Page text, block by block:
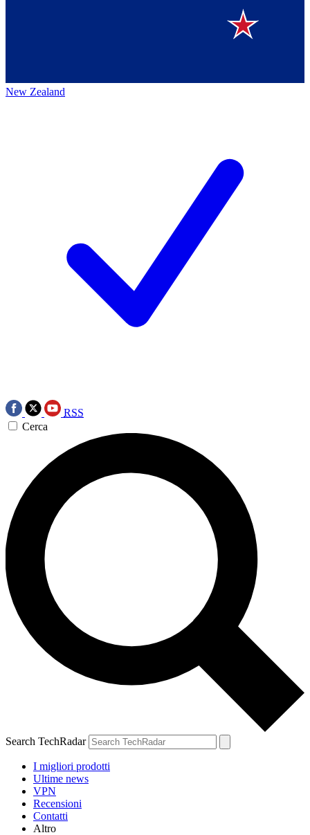
New Zealand
RSS
Cerca
Search TechRadar
I migliori prodotti
Ultime news
VPN
Recensioni
Contatti
Altro